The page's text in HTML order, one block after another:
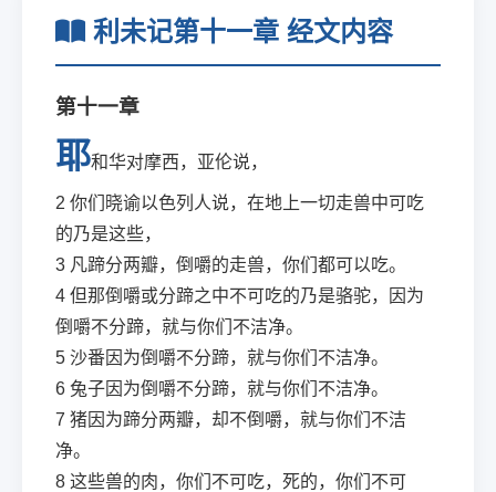
利未记第十一章 经文内容
第十一章
耶和华对摩西，亚伦说，
2 你们晓谕以色列人说，在地上一切走兽中可吃
的乃是这些，
3 凡蹄分两瓣，倒嚼的走兽，你们都可以吃。
4 但那倒嚼或分蹄之中不可吃的乃是骆驼，因为
倒嚼不分蹄，就与你们不洁净。
5 沙番因为倒嚼不分蹄，就与你们不洁净。
6 兔子因为倒嚼不分蹄，就与你们不洁净。
7 猪因为蹄分两瓣，却不倒嚼，就与你们不洁
净。
8 这些兽的肉，你们不可吃，死的，你们不可